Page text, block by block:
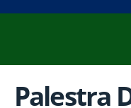
Palestra